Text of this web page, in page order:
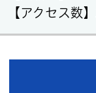
【アクセス数】